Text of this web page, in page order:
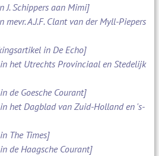
J. Schippers aan Mimi]
A.J.F. Clant van der Myll-Piepers
in De Echo]
het Utrechts Provinciaal en Stedelijk
de Goesche Courant]
het Dagblad van Zuid-Holland en 's-
The Times]
de Haagsche Courant]